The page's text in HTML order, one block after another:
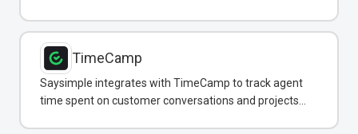
TimeCamp
Saysimple integrates with TimeCamp to track agent
time spent on customer conversations and projects